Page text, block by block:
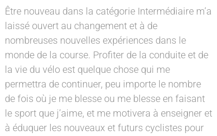
Être nouveau dans la catégorie Intermédiaire m’a
laissé ouvert au changement et à de
nombreuses nouvelles expériences dans le
monde de la course. Profiter de la conduite et de
la vie du vélo est quelque chose qui me
permettra de continuer, peu importe le nombre
de fois où je me blesse ou me blesse en faisant
le sport que j’aime, et me motivera à enseigner et
à éduquer les nouveaux et futurs cyclistes pour